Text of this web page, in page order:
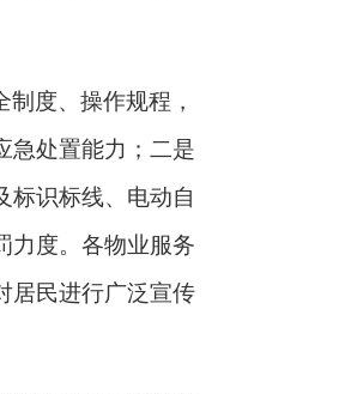
度、操作规程，
处置能力； 二是
标识标线、电动自
度。 各物业服务
居民进行广泛宣传